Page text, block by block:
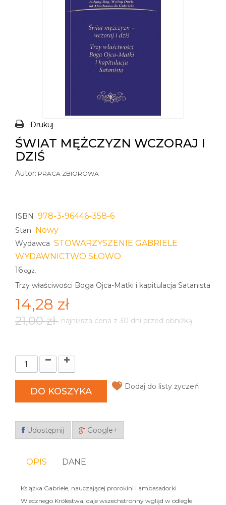
Drukuj
ŚWIAT MĘŻCZYZN WCZORAJ I
DZIŚ
Autor: PRACA ZBIOROWA
ISBN 978-3-96446-358-6
Stan Nowy
Wydawca STOWARZYSZENIE GABRIELE
WYDAWNICTWO SŁOWO
16 egz.
Trzy właściwości Boga Ojca-Matki i kapitulacja Satanista
14,28 zł
21,00 zł najniższa cena z 30 dni przed obniżką
DO KOSZYKA Dodaj do listy życzeń
Udostępnij Google+
OPIS DANE
Książka Gabriele, nauczającej prorokini i ambasadorki
Wiecznego Królestwa, daje wszechstronny wgląd w odległe